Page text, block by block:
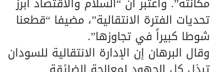
تحديات الفترة الانتقالية”، مضيفا “قطعنا
شوطا كبيراً في تجاوزها”.
وقال البرهان إن الإدارة الانتقالية للسودان